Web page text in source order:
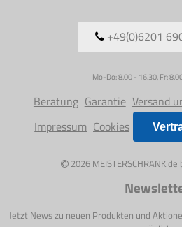
+49(0)6201
Mo-Do: 8.00 - 16.30, Fr:
Beratung Garantie Versand
Impressum Cookies
2026 MEISTERSCHRANK.de
Jetzt News zu neuen Produkten und